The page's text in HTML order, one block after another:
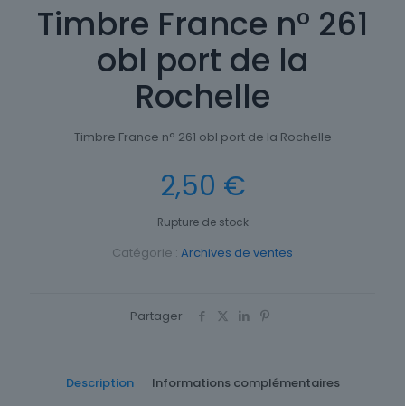
Timbre France n° 261
obl port de la
Rochelle
Timbre France n° 261 obl port de la Rochelle
2,50 €
Rupture de stock
Catégorie : Archives de ventes
Partager
Description Informations complémentaires